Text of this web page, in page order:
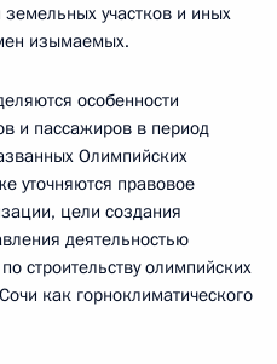
участков и иных
изымаемых.
особенности
и пассажиров в период
Олимпийских
уточняются правовое
цели создания
деятельностью
строительству олимпийских
как горноклиматического